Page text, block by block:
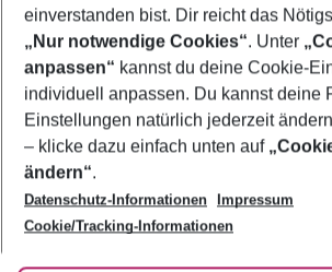
Footer
Footer navigation
Über uns
AGB
Bestpreisgarantie
Cookie-Einstellungen ändern
Cookie-Richtlinie
Agenturbetreuung
Barrierefreies Reisen
Folge uns
einverstanden bist. Dir reicht das
„Nur notwendige Cookies“. Unter
anpassen“ kannst du deine Cookie-
individuell anpassen. Du kannst deine
Einstellungen natürlich jederzeit
– klicke dazu einfach unten auf
ändern“.
Datenschutz-Informationen
Impressum
Cookie/Tracking-Informationen